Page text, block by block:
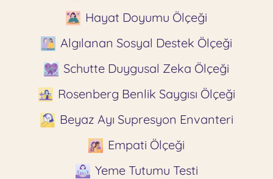
Hayat Doyumu Ölçeği
Algılanan Sosyal Destek Ölçeği
Schutte Duygusal Zeka Ölçeği
Rosenberg Benlik Saygısı Ölçeği
Beyaz Ayı Supresyon Envanteri
Empati Ölçeği
Yeme Tutumu Testi